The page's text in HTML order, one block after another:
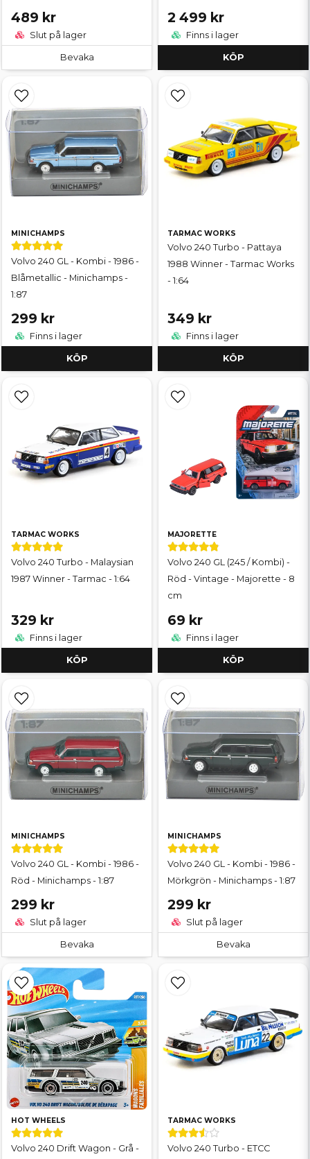
489 kr
Slut på lager
Bevaka
2 499 kr
Finns i lager
KÖP
MINICHAMPS
Volvo 240 GL - Kombi - 1986 -
Blåmetallic - Minichamps -
1:87
299 kr
Finns i lager
KÖP
TARMAC WORKS
Volvo 240 Turbo - Pattaya
1988 Winner - Tarmac Works
- 1:64
349 kr
Finns i lager
KÖP
TARMAC WORKS
Volvo 240 Turbo - Malaysian
1987 Winner - Tarmac - 1:64
329 kr
Finns i lager
KÖP
MAJORETTE
Volvo 240 GL (245 / Kombi) -
Röd - Vintage - Majorette - 8
cm
69 kr
Finns i lager
KÖP
MINICHAMPS
Volvo 240 GL - Kombi - 1986 -
Röd - Minichamps - 1:87
299 kr
Slut på lager
Bevaka
MINICHAMPS
Volvo 240 GL - Kombi - 1986 -
Mörkgrön - Minichamps - 1:87
299 kr
Slut på lager
Bevaka
HOT WHEELS
Volvo 240 Drift Wagon - Grå -
TARMAC WORKS
Volvo 240 Turbo - ETCC